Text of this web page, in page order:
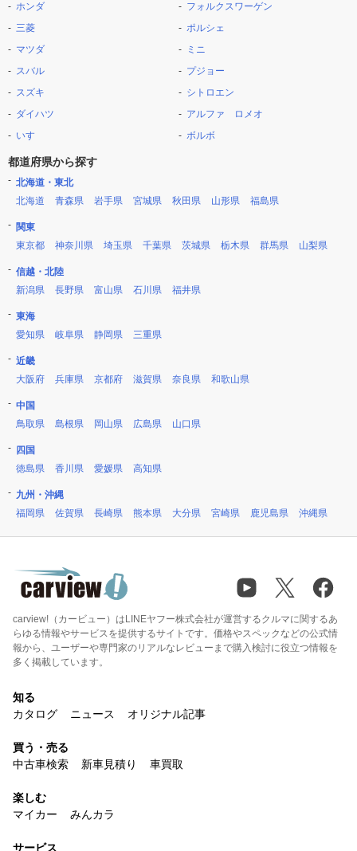
ホンダ
三菱
マツダ
スバル
スズキ
ダイハツ
いすゞ
フォルクスワーゲン
ポルシェ
ミニ
プジョー
シトロエン
アルファ ロメオ
ボルボ
都道府県から探す
北海道・東北
北海道
青森県 岩手県 宮城県 秋田県 山形県 福島県
関東
東京都
神奈川県 埼玉県 千葉県 茨城県 栃木県 群馬県 山梨県
信越・北陸
新潟県
長野県 富山県 石川県 福井県
東海
愛知県
岐阜県 静岡県 三重県
近畿
大阪府
兵庫県 京都府 滋賀県 奈良県 和歌山県
中国
鳥取県
島根県 岡山県 広島県 山口県
四国
徳島県
香川県 愛媛県 高知県
九州・沖縄
福岡県
佐賀県 長崎県 熊本県 大分県 宮崎県 鹿児島県 沖縄県
carview!（カービュー）はLINEヤフー株式会社が運営するクルマに関するあ
らゆる情報やサービスを提供するサイトです。価格やスペックなどの公式情
報から、ユーザーや専門家のリアルなレビューまで購入検討に役立つ情報を
多く掲載しています。
知る
カタログ
ニュース オリジナル記事
買う・売る
中古車検索
新車見積り 車買取
楽しむ
マイカー
みんカラ
サービス